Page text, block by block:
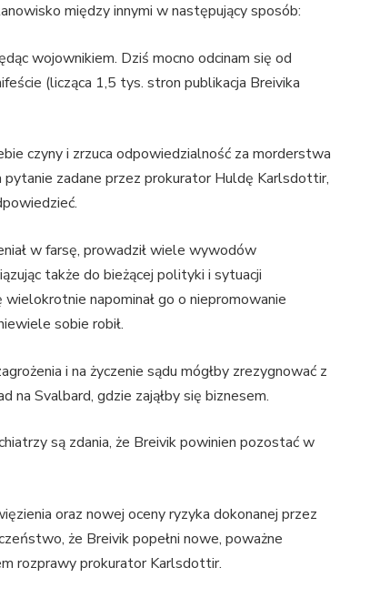
między innymi w następujący sposób:
wojownikiem. Dziś mocno odcinam się od
(licząca 1,5 tys. stron publikacja Breivika
czyny i zrzuca odpowiedzialność za morderstwa
pytanie zadane przez prokurator Huldę Karlsdottir,
w farsę, prowadził wiele wywodów
także do bieżącej polityki i sytuacji
napominał go o niepromowanie
sobie robił.
i na życzenie sądu mógłby zrezygnować z
na Svalbard, gdzie zająłby się biznesem.
są zdania, że Breivik powinien pozostać w
oraz nowej oceny ryzyka dokonanej przez
że Breivik popełni nowe, poważne
rozprawy prokurator Karlsdottir.